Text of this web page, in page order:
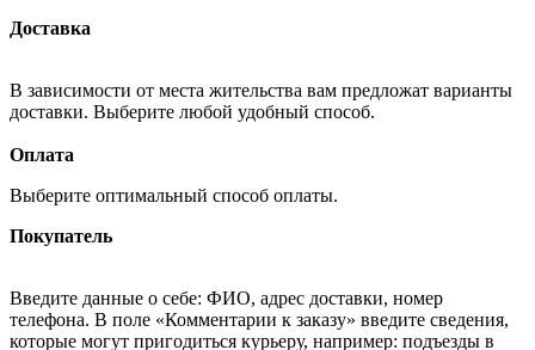
Доставка
В зависимости от места жительства вам предложат варианты
доставки. Выберите любой удобный способ.
Оплата
Выберите оптимальный способ оплаты.
Покупатель
Введите данные о себе: ФИО, адрес доставки, номер
телефона. В поле «Комментарии к заказу» введите сведения,
которые могут пригодиться курьеру, например: подъезды в